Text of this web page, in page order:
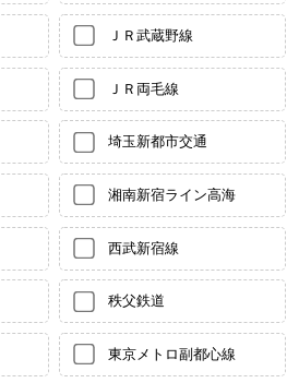
ＪＲ武蔵野線
ＪＲ両毛線
埼玉新都市交通
湘南新宿ライン高海
西武新宿線
秩父鉄道
東京メトロ副都心線